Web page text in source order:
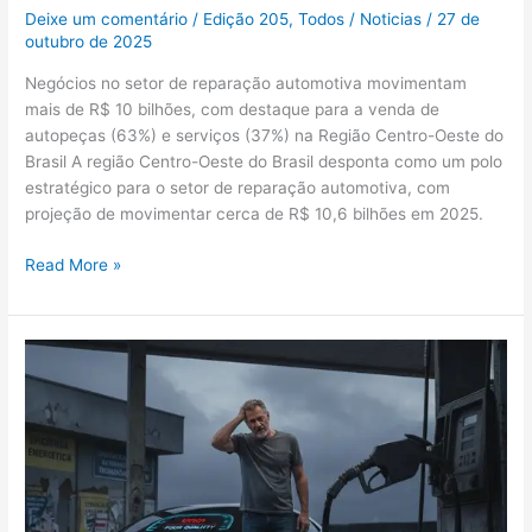
Deixe um comentário / Edição 205,Todos / Noticias/ 27 de
outubro de 2025
Negócios no setor de reparação automotiva movimentam
mais de R$ 10 bilhões, com destaque para a venda de
autopeças (63%) e serviços (37%) na Região Centro-Oeste do
Brasil A região Centro-Oeste do Brasil desponta como um polo
estratégico para o setor de reparação automotiva, com
projeção de movimentar cerca de R$ 10,6 bilhões em 2025.
Read More »
Rota
2030:
Benefício
ou
prejuízo
para
o